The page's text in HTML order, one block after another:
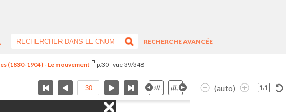
RECHERCHE AVANCÉE
(1830-1904) - Le mouvement p.30 - vue 39/348
(auto)